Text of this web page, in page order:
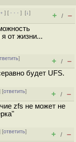
] [ · · ·][↓]
+ / –
от жизни...
]
+ / –
будет UFS.
[ответить]
+ / –
zfs не может не
[ответить]
+ / –